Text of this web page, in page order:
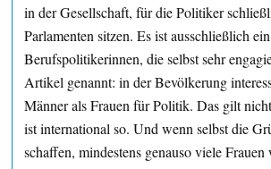
in der Gesellschaft, für die Politiker
Parlamenten sitzen. Es ist ausschließlich
Berufspolitikerinnen, die selbst sehr
Artikel genannt: in der Bevölkerung
Männer als Frauen für Politik. Das gilt
ist international so. Und wenn selbst die
schaffen, mindestens genauso viele